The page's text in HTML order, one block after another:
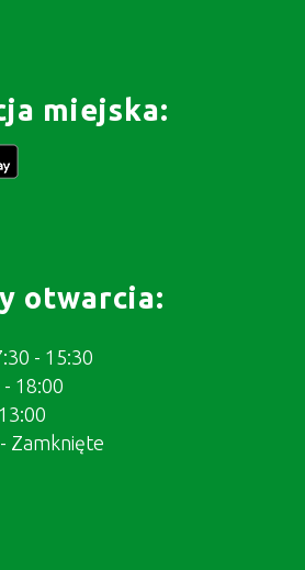
miejska:
otwarcia:
- 15:30
18:00
Zamknięte